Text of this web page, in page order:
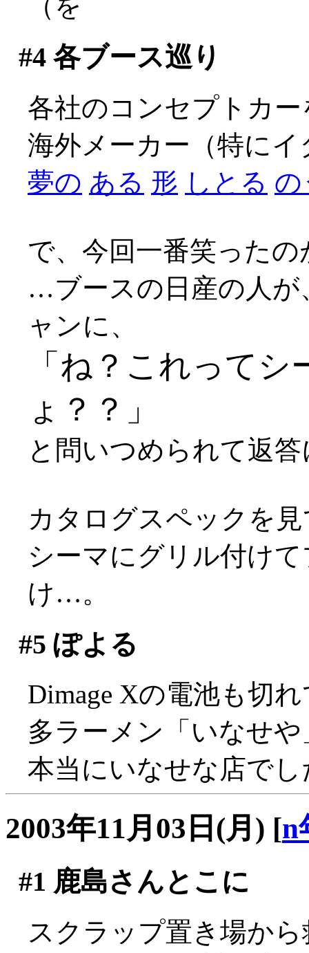
（を
#4各ブース巡り
各社のコンセプトカ
海外メーカー（特に
夢の ある 形 しとる の
で、今回一番笑った
…ブースの日産の人が
ャンに、
「ね？これって
ょ？？」
と問いつめられて返
カタログスペックを
シーマにグリル付け
け…。
#5 ぽよる
Dimage Xの電池も切
多ラーメン「いなせや
本当にいなせな店でし
2003年11月03日(月) [n
#1 鹿島さんとこに
スクラップ置き場か